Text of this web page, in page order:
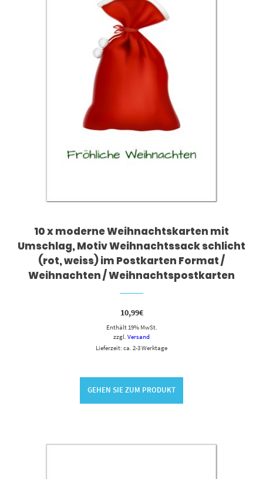
10 x moderne Weihnachtskarten mit
Umschlag, Motiv Weihnachtssack schlicht
(rot, weiss) im Postkarten Format /
Weihnachten / Weihnachtspostkarten
10,99€
Enthält 19% MwSt.
zzgl. Versand
Lieferzeit: ca. 2-3 Werktage
GEHEN SIE ZUM PRODUKT